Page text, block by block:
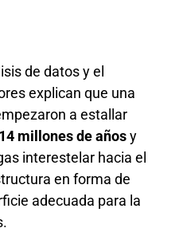
de datos y el
explican que una
a estallar
millones de añosy
interestelar hacia el
en forma de
adecuada para la